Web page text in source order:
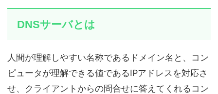
DNSサーバとは
人間が理解しやすい名称であるドメイン名と、コン
ピュータが理解できる値であるIPアドレスを対応さ
せ、クライアントからの問合せに答えてくれるコン